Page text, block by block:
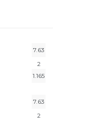
7.63
2
1.165
7.63
2